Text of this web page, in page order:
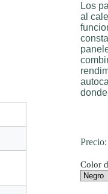
Los
al
Precio:
Color